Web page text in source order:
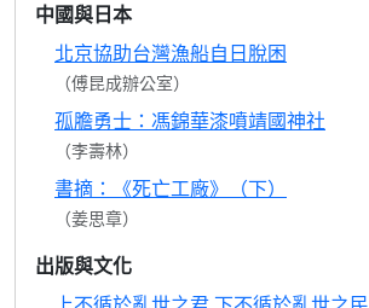
中國與日本
北京協助台灣漁船自日脫困
（傅昆成辦公室）
孤膽勇士：馮錦華漆噴靖國神社
（李壽林）
書摘：《死亡工廠》（下）
（姜思章）
出版與文化